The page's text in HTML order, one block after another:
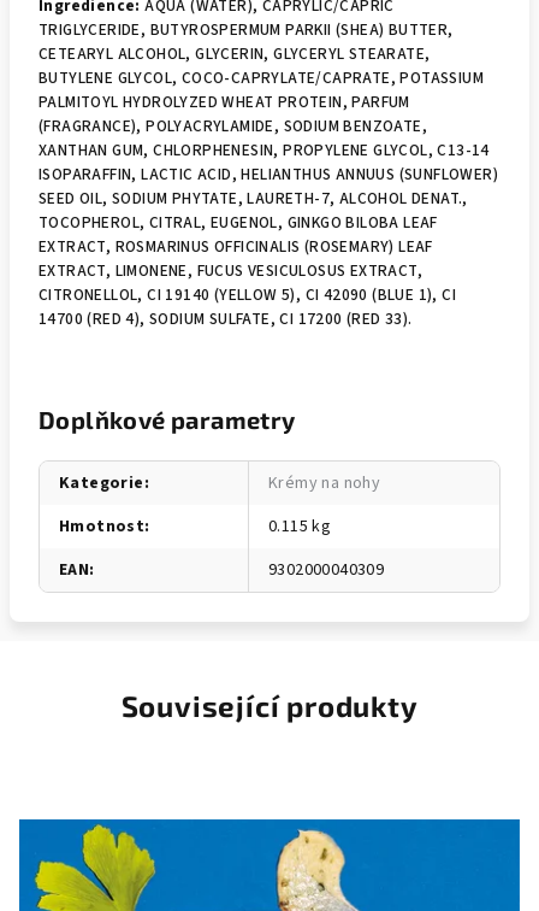
Ingredience:AQUA (WATER), CAPRYLIC/CAPRIC
TRIGLYCERIDE, BUTYROSPERMUM PARKII (SHEA) BUTTER,
CETEARYL ALCOHOL, GLYCERIN, GLYCERYL STEARATE,
BUTYLENE GLYCOL, COCO-CAPRYLATE/CAPRATE, POTASSIUM
PALMITOYL HYDROLYZED WHEAT PROTEIN, PARFUM
(FRAGRANCE), POLYACRYLAMIDE, SODIUM BENZOATE,
XANTHAN GUM, CHLORPHENESIN, PROPYLENE GLYCOL, C13-14
ISOPARAFFIN, LACTIC ACID, HELIANTHUS ANNUUS (SUNFLOWER)
SEED OIL, SODIUM PHYTATE, LAURETH-7, ALCOHOL DENAT.,
TOCOPHEROL, CITRAL, EUGENOL, GINKGO BILOBA LEAF
EXTRACT, ROSMARINUS OFFICINALIS (ROSEMARY) LEAF
EXTRACT, LIMONENE, FUCUS VESICULOSUS EXTRACT,
CITRONELLOL, CI 19140 (YELLOW 5), CI 42090 (BLUE 1), CI
14700 (RED 4), SODIUM SULFATE, CI 17200 (RED 33).
Doplňkové parametry
Kategorie:
Krémy na nohy
Hmotnost:
0.115 kg
EAN: 9302000040309
Související produkty